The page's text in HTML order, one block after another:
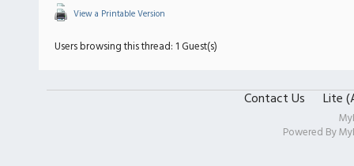
View a Printable Version
Users browsing this thread: 1 Guest(s)
Contact Us Lite
Powered By